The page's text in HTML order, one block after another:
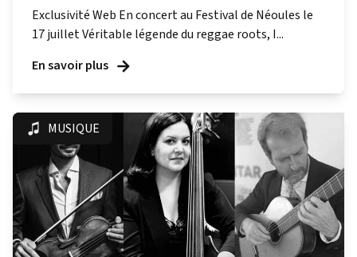
Exclusivité Web En concert au Festival de Néoules le
17 juillet Véritable légende du reggae roots, I...
En savoir plus
MUSIQUE